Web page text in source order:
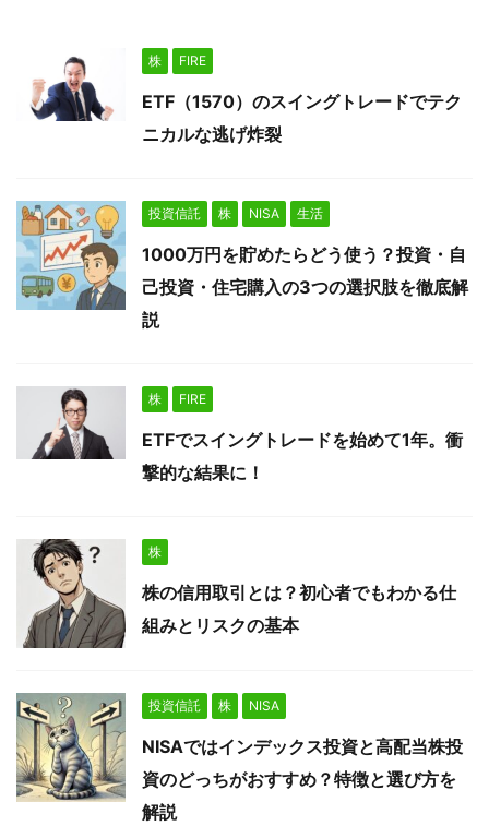
株 FIRE
ETF（1570）のスイングトレードでテク
ニカルな逃げ炸裂
投資信託 株 NISA 生活
1000万円を貯めたらどう使う？投資・自
己投資・住宅購入の3つの選択肢を徹底解
説
株 FIRE
ETFでスイングトレードを始めて1年。衝
撃的な結果に！
株
株の信用取引とは？初心者でもわかる仕
組みとリスクの基本
投資信託 株 NISA
NISAではインデックス投資と高配当株投
資のどっちがおすすめ？特徴と選び方を
解説